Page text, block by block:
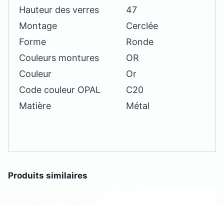
Hauteur des verres
47
Montage
Cerclée
Forme
Ronde
Couleurs montures
OR
Couleur
Or
Code couleur OPAL
C20
Matière
Métal
Produits similaires